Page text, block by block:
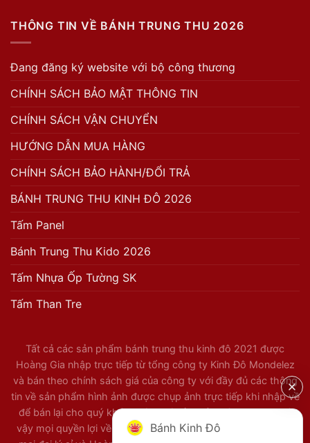
THÔNG TIN VỀ BÁNH TRUNG THU 2026
Đang đăng ký website với bộ công thương
CHÍNH SÁCH BẢO MẬT THÔNG TIN
CHÍNH SÁCH VẬN CHUYỂN
HƯỚNG DẪN MUA HÀNG
CHÍNH SÁCH BẢO HÀNH/ĐỔI TRẢ
BÁNH TRUNG THU KINH ĐÔ 2026
Tấm Panel
Bánh Trung Thu Kido 2026
Tấm Nhựa Ốp Tường SK
Tấm Than Tre
Tất cả các sản phẩm bánh trung thu kinh đô 2021 được
Hoàng Gia nhập trực tiếp từ tổng công ty Kinh Đô Mondelez
và bán theo chính sách giá của công ty với đầy đủ các thông
tin về sản phẩm hình ảnh được chụp ảnh trực tiếp khi nhập về
để bán lại cho quý khách hàng và đầy đủ hoát đơn VAT. Vì
vậy mọi quyền lợi về hình ảnh được bảo lưu với lí do thương
Bánh Kinh Đô